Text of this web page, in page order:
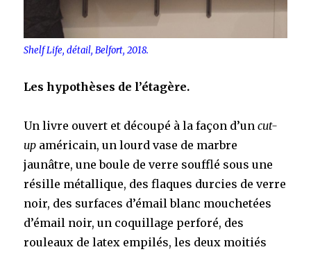
Shelf Life, détail, Belfort, 2018.
Les hypothèses de l’étagère.
Un livre ouvert et découpé à la façon d’uncut-
up américain, un lourd vase de marbre
jaunâtre, une boule de verre soufflé sous une
résille métallique, des flaques durcies de verre
noir, des surfaces d’émail blanc mouchetées
d’émail noir, un coquillage perforé, des
rouleaux de latex empilés, les deux moitiés